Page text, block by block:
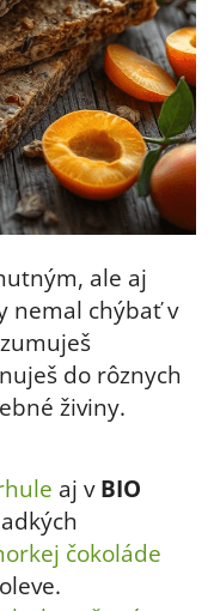
ale aj
nemal chýbať v
do rôznych
živiny.
aj v BIO
čokoláde